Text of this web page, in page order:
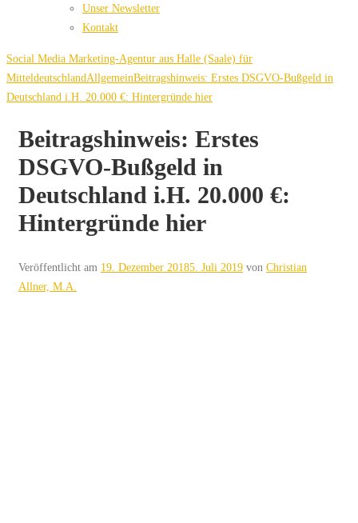
Unser Newsletter
Kontakt
Social Media Marketing-Agentur aus Halle (Saale) für
MitteldeutschlandAllgemeinBeitragshinweis: Erstes DSGVO-Bußgeld in
Deutschland i.H. 20.000 €: Hintergründe hier
Beitragshinweis: Erstes
DSGVO-Bußgeld in
Deutschland i.H. 20.000 €:
Hintergründe hier
Veröffentlicht am 19. Dezember 20185. Juli 2019 von Christian
Allner, M.A.